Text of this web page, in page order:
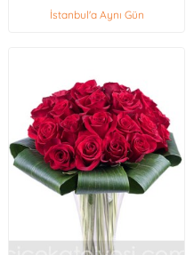
İstanbul'a Aynı Gün